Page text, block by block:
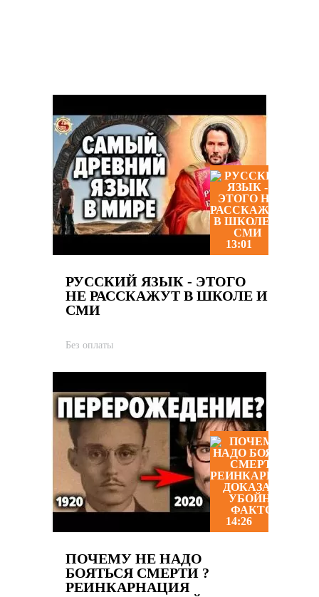
13:01
РУССКИЙ ЯЗЫК - ЭТОГО
НЕ РАССКАЖУТ В ШКОЛЕ И
СМИ
Без оплаты
14:26
ПОЧЕМУ НЕ НАДО
БОЯТЬСЯ СМЕРТИ ?
РЕИНКАРНАЦИЯ